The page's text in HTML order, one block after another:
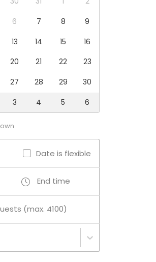
6 7 8
9
13 14 15
16
20 21 22
23
27 28 29
30
3 4 5 6
Date is flexible
End time
(max. 4100)